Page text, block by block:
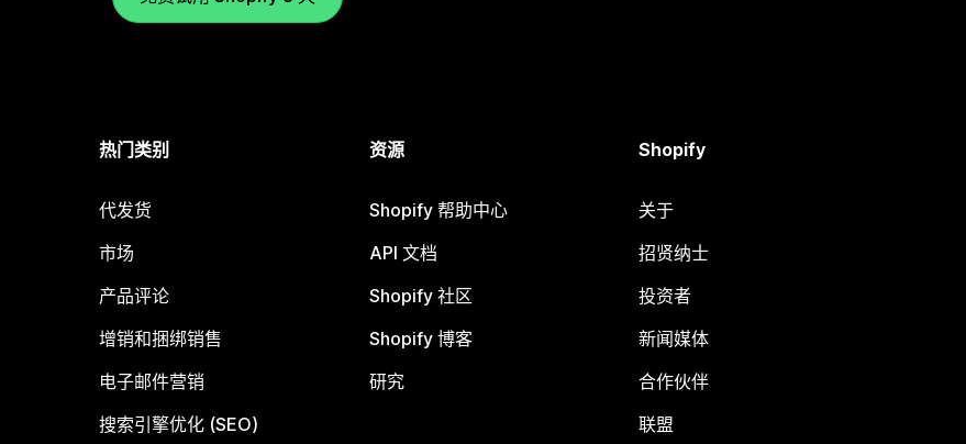
热门类别
代发货
市场
产品评论
增销和捆绑销售
电子邮件营销
搜索引擎优化 (SEO)
资源
Shopify 帮助中心
API 文档
Shopify 社区
Shopify 博客
研究
Shopify
关于
招贤纳士
投资者
新闻媒体
合作伙伴
联盟